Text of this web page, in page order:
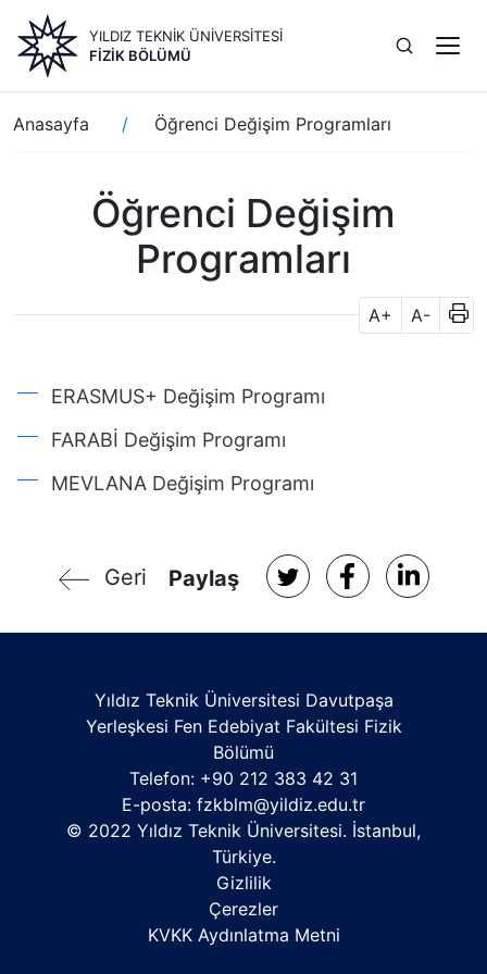
içeriğe
atla
YILDIZ TEKNİK ÜNİVERSİTESİ
FIZIK BÖLÜMÜ
Sayfa
yolu
Anasayfa Öğrenci Değişim Programları
Öğrenci Değişim
Programları
A+ A-
ERASMUS+ Değişim Programı
FARABİ Değişim Programı
MEVLANA Değişim Programı
Geri Paylaş
Yıldız Teknik Üniversitesi Davutpaşa
Yerleşkesi Fen Edebiyat Fakültesi Fizik
Bölümü
Telefon: +90 212 383 42 31
E-posta: fzkblm@yildiz.edu.tr
© 2022 Yıldız Teknik Üniversitesi. İstanbul,
Türkiye.
Gizlilik
Çerezler
KVKK Aydınlatma Metni